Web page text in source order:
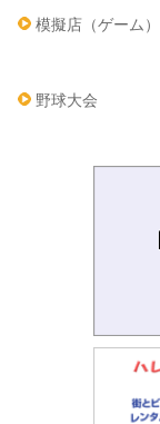
模擬店（ゲーム）
野球大会